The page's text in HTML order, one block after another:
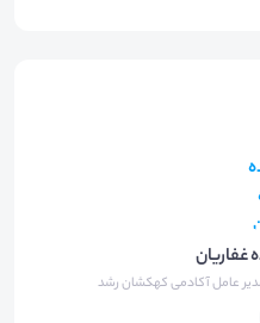
عامل آکادمی کهکشان رشد